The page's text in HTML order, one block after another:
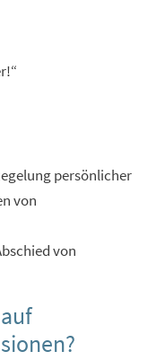
persönlicher
von
von